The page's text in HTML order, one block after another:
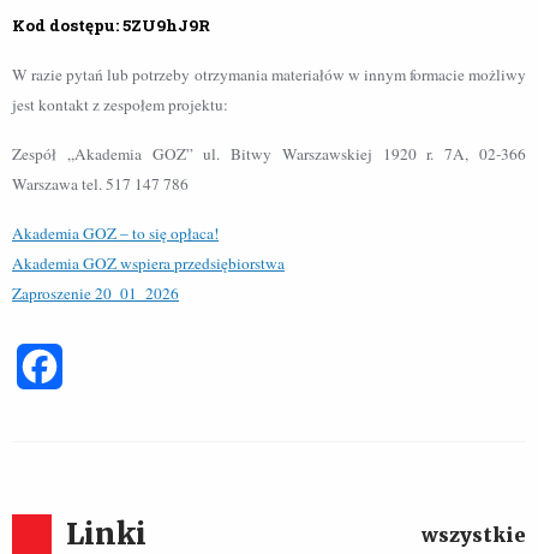
Kod dostępu: 5ZU9hJ9R
W razie pytań lub potrzeby otrzymania materiałów w innym formacie możliwy
jest kontakt z zespołem projektu:
Zespół „Akademia GOZ” ul. Bitwy Warszawskiej 1920 r. 7A, 02-366
Warszawa tel. 517 147 786
Akademia GOZ – to się opłaca!
Akademia GOZ wspiera przedsiębiorstwa
Zaproszenie 20_01_2026
Linki wszystkie